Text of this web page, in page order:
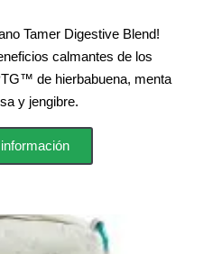
Tamer Digestive Blend!
calmantes de los
de hierbabuena, menta
y jengibre.